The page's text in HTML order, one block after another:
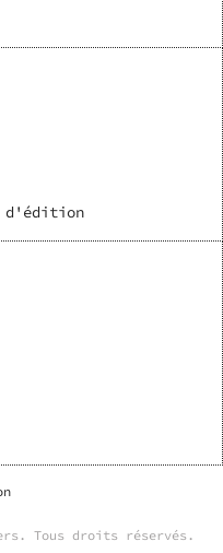
d'édition
. Tous droits réservés.